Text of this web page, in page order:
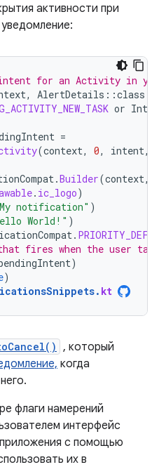
активности при
for an Activity in
, AlertDetails ::class
or
=
(context, 0, intent,
.Builder(context,
. ic_logo)
notification" )
World!" )
.
fires when the user
)
)
. kt
, который
когда
флаги намерений
интерфейс
с помощью
их в